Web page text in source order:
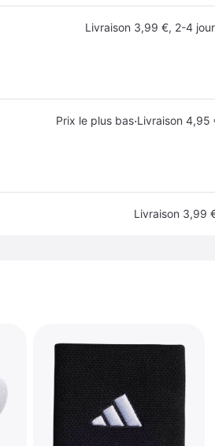
Livraison 3,99 €, 2-4
Prix le plus bas·Livraison 4,95
Livraison 3,99